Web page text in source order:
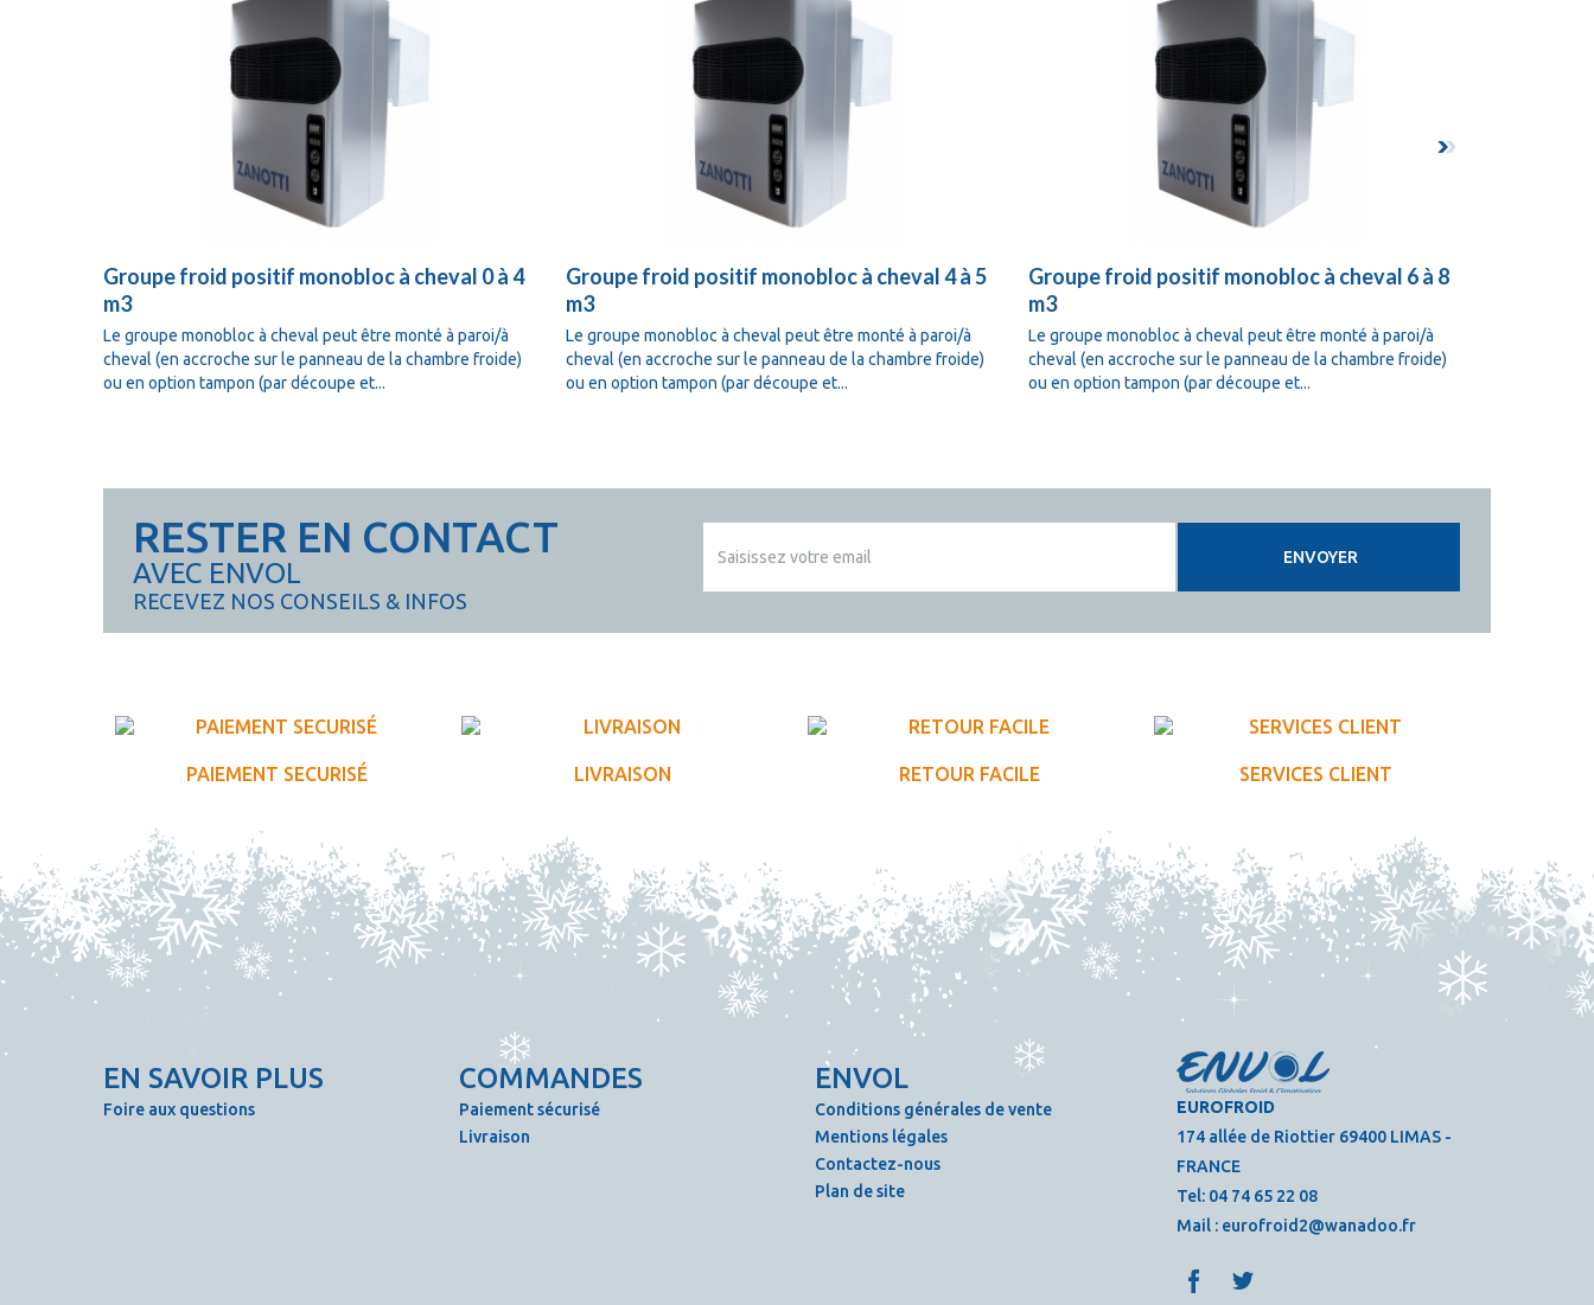
Groupe froid positif monobloc à cheval 0 à 4
m3
Le groupe monobloc à cheval peut être monté à paroi/à
cheval (en accroche sur le panneau de la chambre froide)
ou en option tampon (par découpe et...
Groupe froid positif monobloc à cheval 4 à 5
m3
Le groupe monobloc à cheval peut être monté à paroi/à
cheval (en accroche sur le panneau de la chambre froide)
ou en option tampon (par découpe et...
Groupe froid positif monobloc à cheval 6 à 8
m3
Le groupe monobloc à cheval peut être monté à paroi/à
cheval (en accroche sur le panneau de la chambre froide)
ou en option tampon (par découpe et...
RESTER EN CONTACT
AVEC ENVOL
RECEVEZ NOS CONSEILS & INFOS
ENVOYER
PAIEMENT SECURISÉ LIVRAISON RETOUR FACILE SERVICES CLIENT
EN SAVOIR PLUS
Foire aux questions
COMMANDES
Paiement sécurisé
Livraison
ENVOL
Conditions générales de vente
Mentions légales
Contactez-nous
Plan de site
EUROFROID
174 allée de Riottier 69400 LIMAS -
FRANCE
Tel: 04 74 65 22 08
Mail : eurofroid2@wanadoo.fr